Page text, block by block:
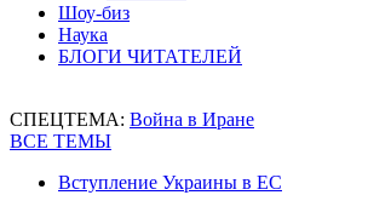
Шоу-биз
Наука
БЛОГИ ЧИТАТЕЛЕЙ
СПЕЦТЕМА: Война в Иране
ВСЕ ТЕМЫ
Вступление Украины в ЕС